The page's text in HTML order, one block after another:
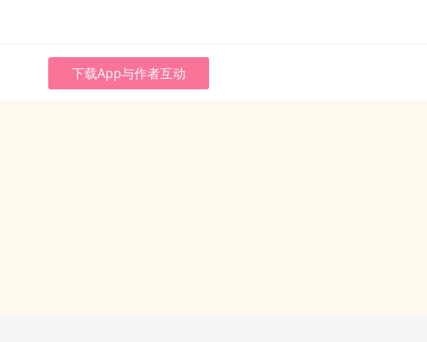
下载App与作者互动